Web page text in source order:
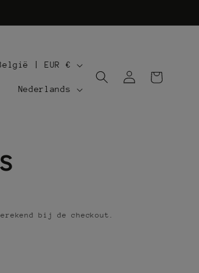
België | EUR €
T
l
Nederlands
Inloggen
Winkelwagen
bij de checkout.